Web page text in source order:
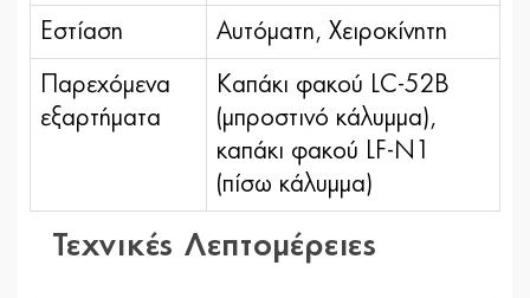
Εστίαση Αυτόματη, Χειροκίνητη
Παρεχόμενα
εξαρτήματα
Καπάκι φακού LC-52B
(μπροστινό κάλυμμα),
καπάκι φακού LF-N1
(πίσω κάλυμμα)
Τεχνικές Λεπτομέρειες